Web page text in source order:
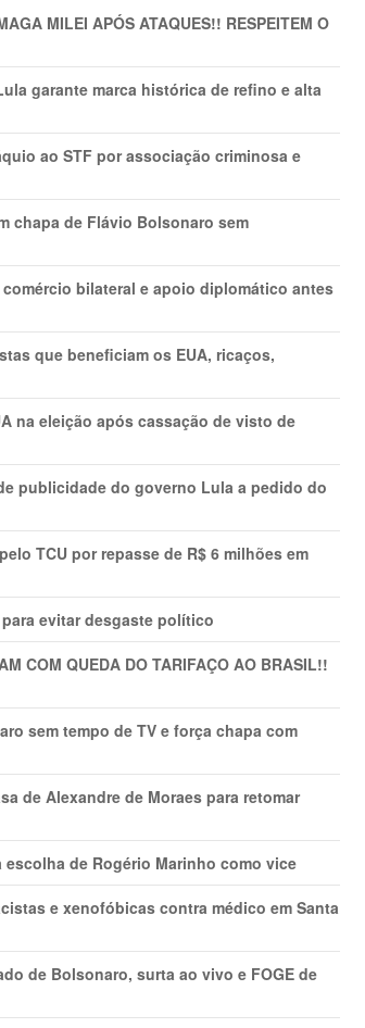
MILEI APÓS ATAQUES!! RESPEITEM O
garante marca histórica de refino e alta
ao STF por associação criminosa e
chapa de Flávio Bolsonaro sem
bilateral e apoio diplomático antes
que beneficiam os EUA, ricaços,
na eleição após cassação de visto de
publicidade do governo Lula a pedido do
TCU por repasse de R$ 6 milhões em
evitar desgaste político
COM QUEDA DO TARIFAÇO AO BRASIL!!
sem tempo de TV e força chapa com
de Alexandre de Moraes para retomar
de Rogério Marinho como vice
e xenofóbicas contra médico em Santa
de Bolsonaro, surta ao vivo e FOGE de